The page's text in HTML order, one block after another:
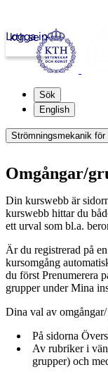
kth.se
Logga in
Sök
English
Strömningsmekanik
Omgångar/
Din kurswebb är
kurswebb hittar du
ett urval som bl.a.
Är du registrerad på
kursomgång
du först Prenumerera
grupper under Mina
Dina val av
På sidorna
Av rubriker i
grupper) och